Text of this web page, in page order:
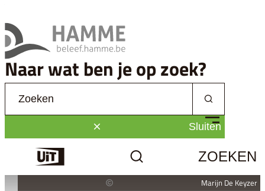
Beleef Hamme
Naar wat ben je op zoek?
Zoeken
Sluiten
ZOEKEN
MENU
Marijn De Keyzer